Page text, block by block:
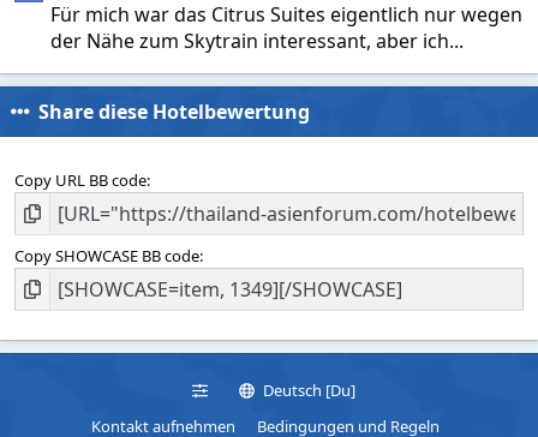
Für mich war das Citrus Suites eigentlich nur wegen
der Nähe zum Skytrain interessant, aber ich...
Share diese Hotelbewertung
Copy URL BB code
Copy SHOWCASE BB code
Deutsch [Du]
Kontakt aufnehmen
Bedingungen und Regeln